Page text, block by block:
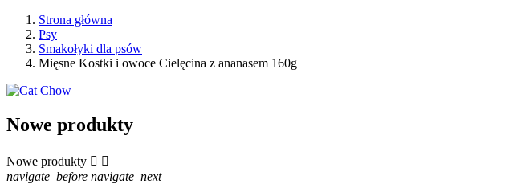
Strona główna
Psy
Smakołyki dla psów
Mięsne Kostki i owoce Cielęcina z ananasem 160g
Nowe produkty
Nowe produkty  
navigate_before navigate_next